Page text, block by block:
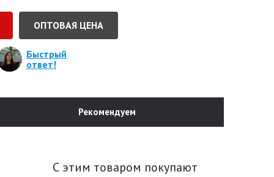
ОПТОВАЯ ЦЕНА
Быстрый
ответ!
Рекомендуем
С этим товаром покупают